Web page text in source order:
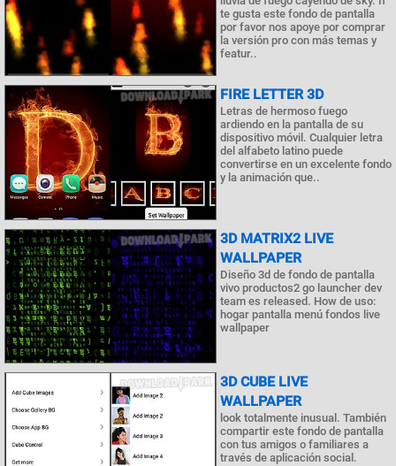
te gusta este fondo de pantalla
por favor nos apoye por comprar
la versión pro con más temas y
featur..
FIRE LETTER 3D
Letras de hermoso fuego
ardiendo en la pantalla de su
dispositivo móvil. Cualquier letra
del alfabeto latino puede
convertirse en un excelente fondo
y la animación que..
3D MATRIX2 LIVE
WALLPAPER
Diseño 3d de fondo de pantalla
vivo productos2 go launcher dev
team es released. How de uso:
hogar pantalla menú fondos live
wallpaper
3D CUBE LIVE
WALLPAPER
look totalmente inusual. También
compartir este fondo de pantalla
con tus amigos o familiares a
través de aplicación social.